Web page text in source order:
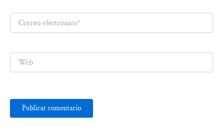
Correo
electrónico*
Web